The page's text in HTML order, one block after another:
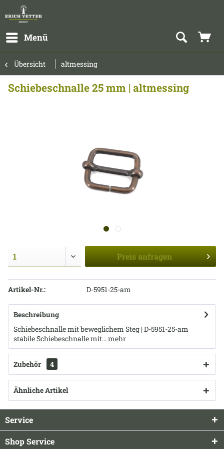
Menü
Übersicht altmessing
Schiebeschnalle 25 mm | altmessing
Preis anfragen
Artikel-Nr.: D-5951-25-am
Beschreibung
Schiebeschnalle mit beweglichem Steg | D-5951-25-am
stabile Schiebeschnalle mit...mehr
Zubehör 4
Ähnliche Artikel
Service
Shop Service